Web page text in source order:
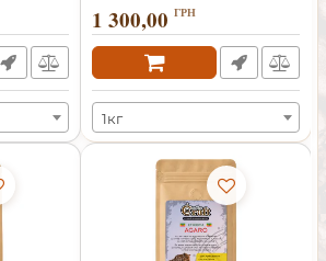
1 300,00 ГРН
1кг